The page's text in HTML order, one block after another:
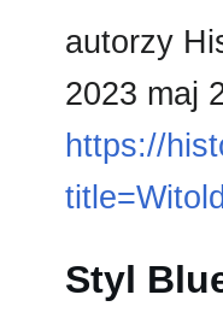
autorzy
2023 maj
https://
Styl